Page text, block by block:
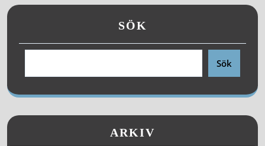
SÖK
Sök
ARKIV